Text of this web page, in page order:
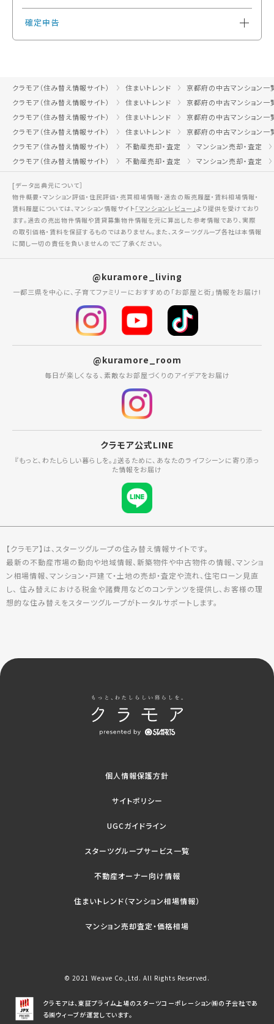
確定申告
クラモア（住み替え情報サイト） 住まいトレンド
京都府の中古マンション一
クラモア（住み替え情報サイト）
住まいトレンド
京都府の中古マンション一
クラモア（住み替え情報サイト）
住まいトレンド
京都府の中古マンション一
クラモア（住み替え情報サイト）
住まいトレンド
京都府の中古マンション一
クラモア（住み替え情報サイト）
不動産売却・査定
マンション売却・査定
クラモア（住み替え情報サイト）
不動産売却・査定 マンション売却・査定
[データ出典元について］
物件概要・マンション評価・住民評価・売買相場情報・過去の販売履歴・賃料相場情報・
賃料履歴については、マンション情報サイト「マンションレビュー」より提供を受けており
ます。過去の売出物件情報や賃貸募集物件情報を元に算出した参考情報であり、実際
の取引価格・賃料を保証するものではありません。また、スターツグループ各社は本情報
に関し一切の責任を負いませんのでご了承ください。
@kuramore_living
一都三県を中心に、子育てファミリーにおすすめの「お部屋と街」情報をお届け!
@kuramore_room
毎日が楽しくなる、素敵なお部屋づくりのアイデアをお届け
クラモア公式LINE
『もっと、わたしらしい暮らしを。』送るために、あなたのライフシーンに寄り添っ
た情報をお届け
【クラモア】は、スターツグループの住み替え情報サイトです。
最新の不動産市場の動向や地域情報、新築物件や中古物件の情報、マンショ
ン相場情報、マンション・戸建て・土地の売却・査定や流れ、住宅ローン見直
し、 住み替えにおける税金や諸費用などのコンテンツを提供し、お客様の理
想的な住み替えをスターツグループがトータルサポートします。
個人情報保護方針
サイトポリシー
UGCガイドライン
スターツグループサービス一覧
不動産オーナー向け情報
住まいトレンド（マンション相場情報）
マンション売却査定・価格相場
© 2021 Weave Co.,Ltd. All Rights Reserved.
クラモアは、東証プライム上場のスターツコーポレーション㈱の子会社であ
る㈱ウィーブが運営しています。